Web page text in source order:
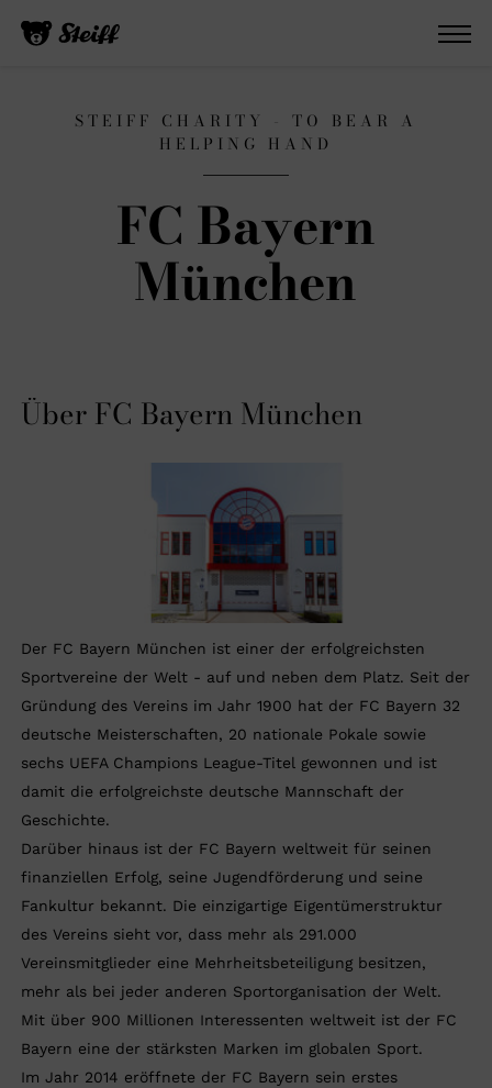
STEIFF CHARITY - TO BEAR A
HELPING HAND
FC Bayern
München
Über FC Bayern München
Der FC Bayern München ist einer der erfolgreichsten
Sportvereine der Welt - auf und neben dem Platz. Seit der
Gründung des Vereins im Jahr 1900 hat der FC Bayern 32
deutsche Meisterschaften, 20 nationale Pokale sowie
sechs UEFA Champions League-Titel gewonnen und ist
damit die erfolgreichste deutsche Mannschaft der
Geschichte.
Darüber hinaus ist der FC Bayern weltweit für seinen
finanziellen Erfolg, seine Jugendförderung und seine
Fankultur bekannt. Die einzigartige Eigentümerstruktur
des Vereins sieht vor, dass mehr als 291.000
Vereinsmitglieder eine Mehrheitsbeteiligung besitzen,
mehr als bei jeder anderen Sportorganisation der Welt.
Mit über 900 Millionen Interessenten weltweit ist der FC
Bayern eine der stärksten Marken im globalen Sport.
Im Jahr 2014 eröffnete der FC Bayern sein erstes